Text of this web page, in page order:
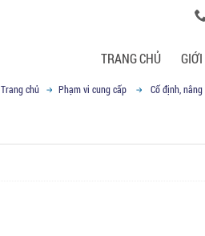
TRANG CHỦ
Trang chủ Phạm vi cung cấp Cố định,